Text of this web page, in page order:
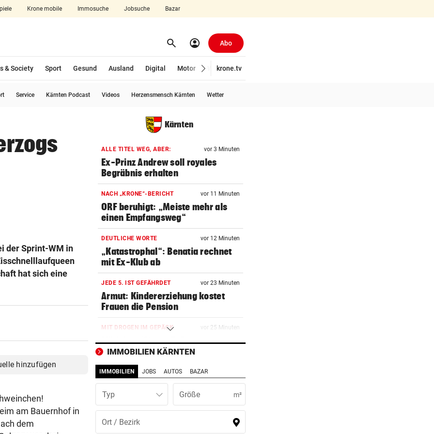
Krone mobile Immosuche Jobsuche Bazar
aufklappen search Suchen
account_circle Abo
& Society Sport Gesund Ausland Digital Motor Wirtschaft
krone.tv
Service Kärnten Podcast Videos Herzensmensch Kärnten Wetter
der Sprint-WM in
hat sich eine
hinzufügen
am Bauernhof in
dem
Kärnten
ALLE TITEL WEG, ABER: vor 3 Minuten
Ex-Prinz Andrew soll royales
Begräbnis erhalten
NACH „KRONE“-BERICHT vor 11 Minuten
ORF beruhigt: „Meiste mehr als
einen Empfangsweg“
DEUTLICHE WORTE vor 12 Minuten
„Katastrophal“: Benatia rechnet
mit Ex-Klub ab
JEDE 5. IST GEFÄHRDET vor 23 Minuten
Armut: Kindererziehung kostet
Frauen die Pension
MIT DROGEN IM GEPÄCK vor 25 Minuten
Mädchen (8) von E-Scooter-
Fahrer niedergerast
EINSATZ IN WOLFURT vor 38 Minuten
Traktor während der Fahrt in
Flammen aufgegangen
vor einer Stunde
IMMOBILIEN KÄRNTEN
IMMOBILIEN JOBS AUTOS BAZAR
Typ m²